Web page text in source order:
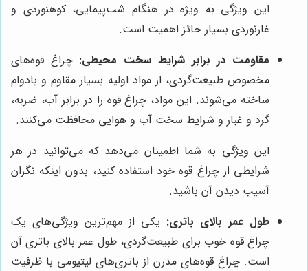
این ویژگی به ویژه در هنگام شب‌پیمایی، کوهنوردی و
غارنوردی بسیار حائز اهمیت است.
مقاومت در برابر شرایط سخت محیطی: چراغ قوه‌های
مخصوص طبیعت‌گردی، از مواد اولیه بسیار مقاوم و بادوام
ساخته می‌شوند. این مواد، چراغ قوه را در برابر آب، ضربه،
گرد و غبار و شرایط سخت آب و هوایی محافظت می‌کنند.
این ویژگی به شما اطمینان می‌دهد که می‌توانید در هر
شرایطی از چراغ قوه خود استفاده کنید، بدون اینکه نگران
آسیب دیدن آن باشید.
طول عمر بالای باتری: یکی از مهم‌ترین ویژگی‌های یک
چراغ قوه خوب برای طبیعت‌گردی، طول عمر بالای باتری آن
است. چراغ قوه‌های مدرن از باتری‌های لیتیومی با ظرفیت